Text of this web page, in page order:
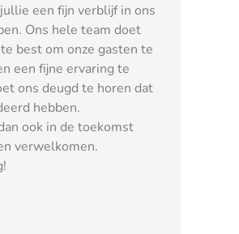
een fijn verblijf in ons
Ons hele team doet
best om onze gasten te
een fijne ervaring te
ons deugd te horen dat
hebben.
ook in de toekomst
verwelkomen.